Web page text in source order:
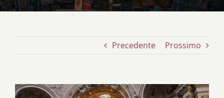
Precedente Prossimo
Ingrandisci